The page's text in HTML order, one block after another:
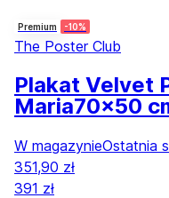
Premium -10%
The Poster Club
Plakat Velvet
Maria70x50
W magazynieOstatnia
351,90 zł
391 zł